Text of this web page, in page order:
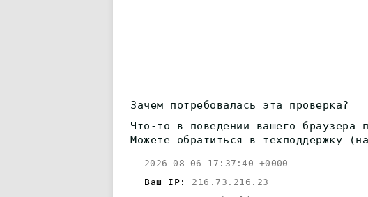
Зачем потребовалась эта проверка?
Что-то в поведении вашего браузера
Можете обратиться в техподдержку
2026-08-06 17:37:40 +0000
Ваш IP: 216.73.216.23